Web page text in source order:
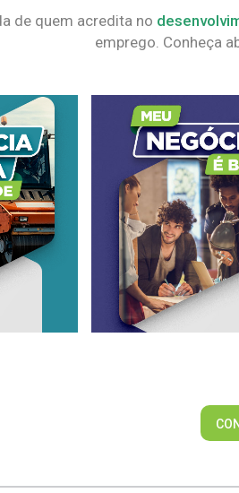
de quem acredita no
emprego. Conheça